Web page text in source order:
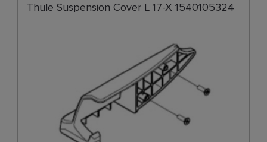
Thule Suspension Cover L 17-X 1540105324